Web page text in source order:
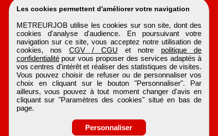
Les cookies permettent d'améliorer votre navigation
METREURJOB utilise les cookies sur son site, dont des
cookies d'analyse d'audience. En poursuivant votre
navigation sur ce site, vous acceptez notre utilisation de
cookies, nos CGV / CGU et notre politique de
confidentialitépour vous proposer des services adaptés à
vos centres d'intérêt et réaliser des statistiques de visites.
Vous pouvez choisir de refuser ou de personnaliser vos
choix en cliquant sur le bouton "Personnaliser". Par
ailleurs, vous pouvez à tout moment changer d'avis en
cliquant sur "Paramètres des cookies" situé en bas de
page.
Personnaliser